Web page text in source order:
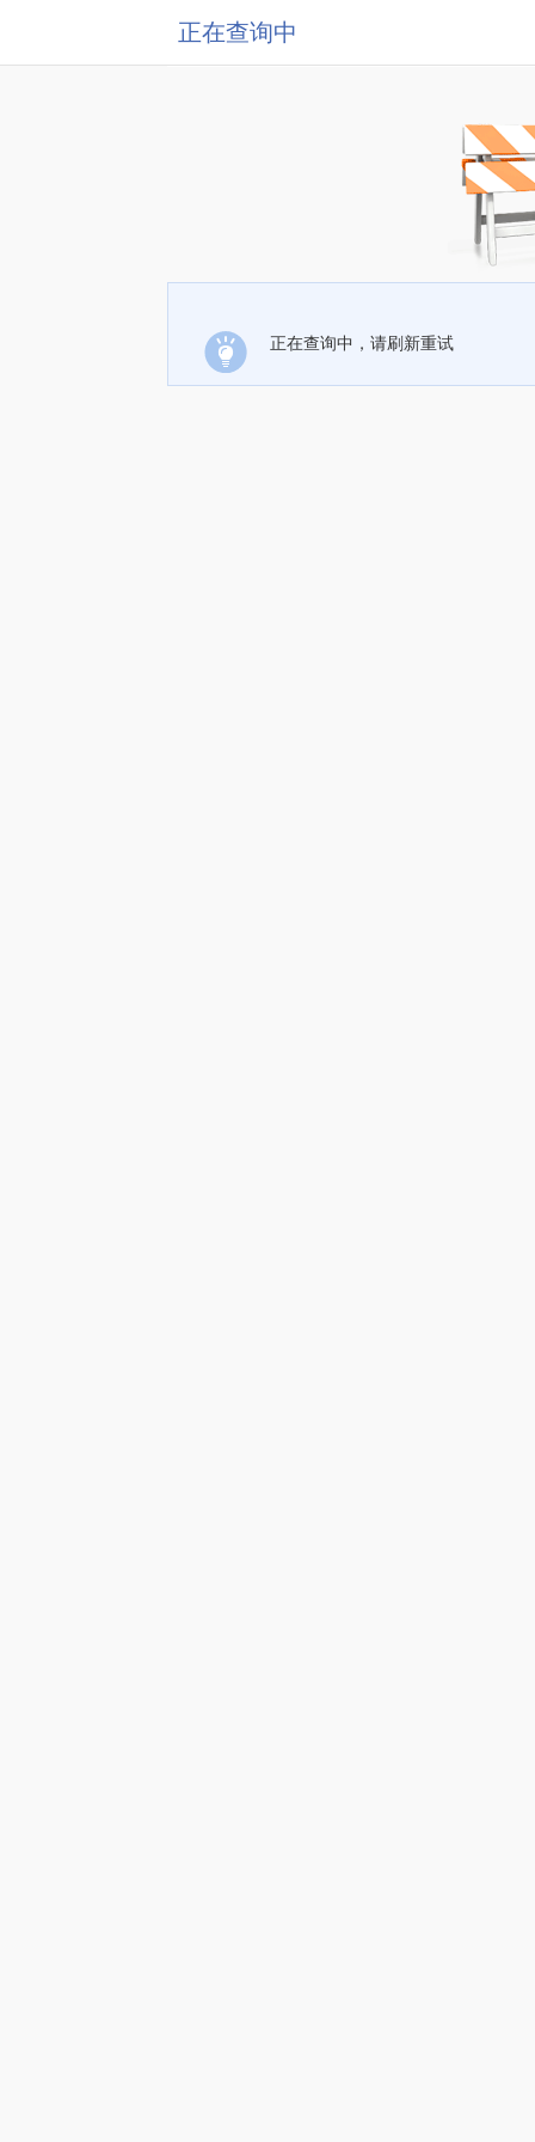
正在查询中
正在查询中，请刷新重试